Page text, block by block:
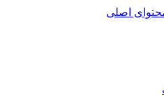
اصلی